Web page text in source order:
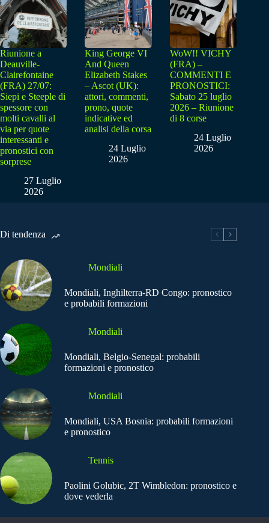
Riunione a
Deauville-
Clairefontaine
(FRA) 27/07:
Siepi e Steeple di
spessore con
molti cavalli al
via per quote
interessanti e
pronostici con
sorprese
27 Luglio
2026
King George VI
And Queen
Elizabeth Stakes
– Ascot (UK):
attori, commenti,
prono, quote
indicative ed
analisi della corsa
24 Luglio
2026
WoW!! VICHY
(FRA) –
COMMENTI E
PRONOSTICI:
Sabato 25 luglio
2026 – Riunione
di 8 corse
24 Luglio
2026
Di tendenza
Mondiali
Mondiali, Inghilterra-RD Congo: pronostico
e probabili formazioni
Mondiali
Mondiali, Belgio-Senegal: probabili
formazioni e pronostico
Mondiali
Mondiali, USA Bosnia: probabili formazioni
e pronostico
Tennis
Paolini Golubic, 2T Wimbledon: pronostico e
dove vederla